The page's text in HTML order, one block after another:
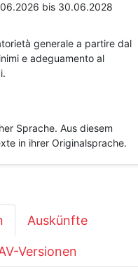
bis 30.06.2028
generale a partire dal
e adeguamento al
Sprache. Aus diesem
in ihrer Originalsprache.
Auskünfte
Versionen